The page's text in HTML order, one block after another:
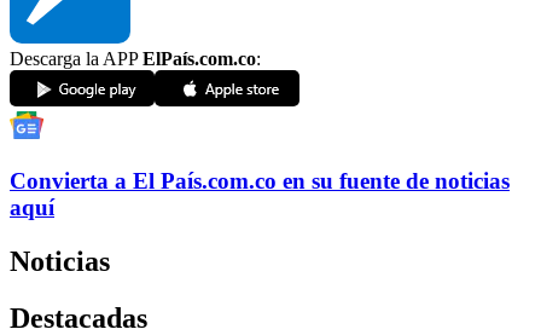
Descarga la APPElPaís.com.co:
Convierta a El País.com.co en su fuente de noticias
aquí
Noticias
Destacadas